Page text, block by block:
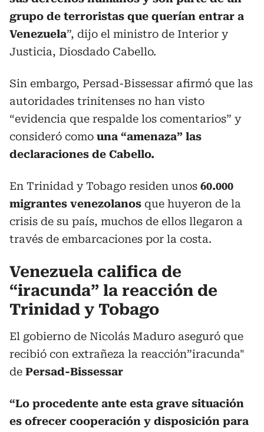
grupo de terroristas que querían entrar a
Venezuela”, dijo el ministro de Interior y
Justicia, Diosdado Cabello.
Sin embargo, Persad-Bissessar afirmó que las
autoridades trinitenses no han visto
“evidencia que respalde los comentarios” y
consideró como una “amenaza” las
declaraciones de Cabello.
En Trinidad y Tobago residen unos 60.000
migrantes venezolanos que huyeron de la
crisis de su país, muchos de ellos llegaron a
través de embarcaciones por la costa.
Venezuela califica de
“iracunda” la reacción de
Trinidad y Tobago
El gobierno de Nicolás Maduro aseguró que
recibió con extrañeza la reacción”iracunda"
de Persad-Bissessar
“Lo procedente ante esta grave situación
es ofrecer cooperación y disposición para